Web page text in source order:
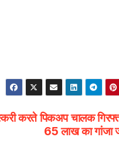
करते पिकअप चालक
65 लाख का गांजा